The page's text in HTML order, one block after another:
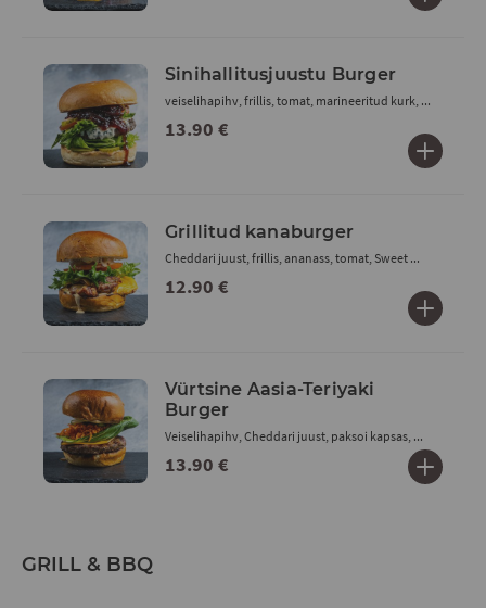
Sinihallitusjuustu Burger
13.90 €
veiselihapihv, frillis, tomat, marineeritud kurk, ...
Grillitud kanaburger
12.90 €
Cheddari juust, frillis, ananass, tomat, Sweet ...
Vürtsine Aasia-Teriyaki
Burger
13.90 €
Veiselihapihv, Cheddari juust, paksoi kapsas, ...
GRILL & BBQ